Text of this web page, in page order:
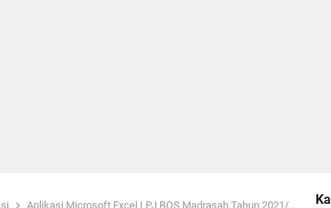
2023 Sebentar lagi di Buka
Aplikasi Microsoft Excel LPJ BOS Madrasah Tahun 2021/2022